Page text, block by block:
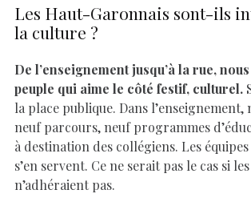
Les Haut-Garonnais sont-ils
la culture ?
De l’enseignement jusqu’à la rue,
peuple qui aime le côté festif, culturel.
la place publique. Dans l’enseignement,
neuf parcours, neuf programmes
à destination des collégiens. Les
s’en servent. Ce ne serait pas le cas si
n’adhéraient pas.